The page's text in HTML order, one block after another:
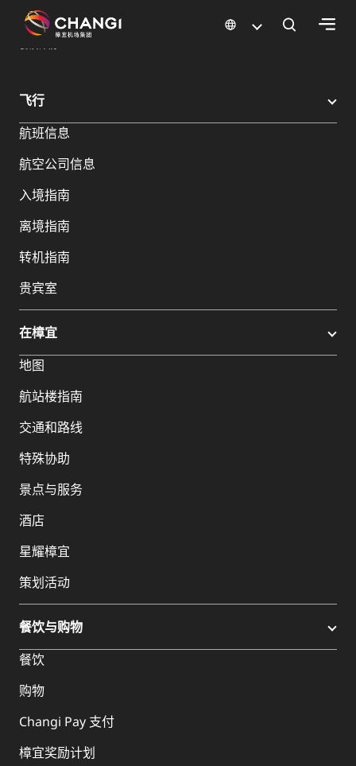
所
樟
宜
网
站:
选
择
言:
樟宜机场 樟宜机场餐饮与购物
餐饮指南：餐厅和美食 | 樟宜机场
飞行
航班信息
航空公司信息
入境指南
离境指南
转机指南
贵宾室
在樟宜
地图
航站楼指南
交通和路线
特殊协助
景点与服务
酒店
星耀樟宜
策划活动
餐饮与购物
餐饮
购物
Changi Pay 支付
樟宜奖励计划